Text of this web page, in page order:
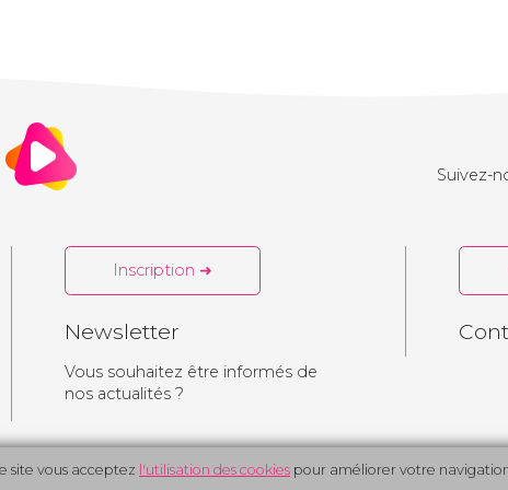
Suivez-
Inscription ➜
Newsletter
Vous souhaitez être informés de
nos actualités ?
site vous acceptez l'utilisation des cookies pour améliorer votre